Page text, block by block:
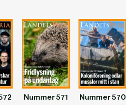
Nummer 571 Nummer 570